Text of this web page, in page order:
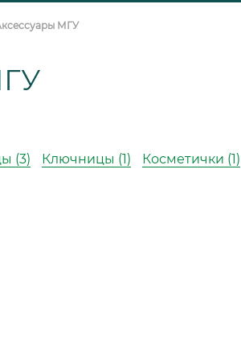
МГУ
(3) Ключницы (1) Косметички (1)